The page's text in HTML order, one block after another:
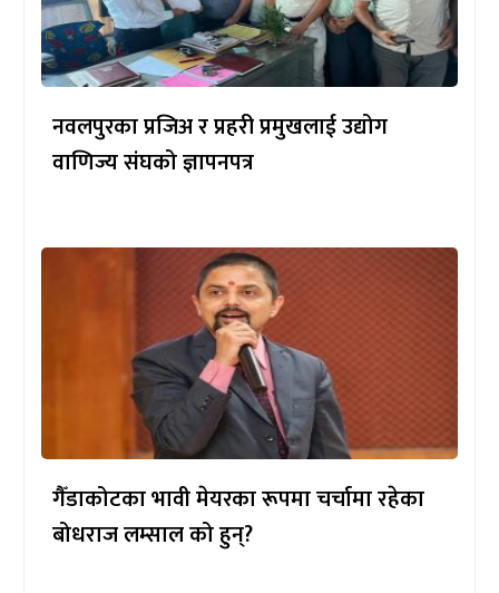
नवलपुरका प्रजिअ र प्रहरी प्रमुखलाई उद्योग
वाणिज्य संघको ज्ञापनपत्र
गैँडाकोटका भावी मेयरका रूपमा चर्चामा रहेका
बोधराज लम्साल को हुन्?